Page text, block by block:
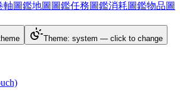
軸圖鑑地圖圖鑑任務圖鑑消耗圖鑑物品圖
Theme: system — click to change